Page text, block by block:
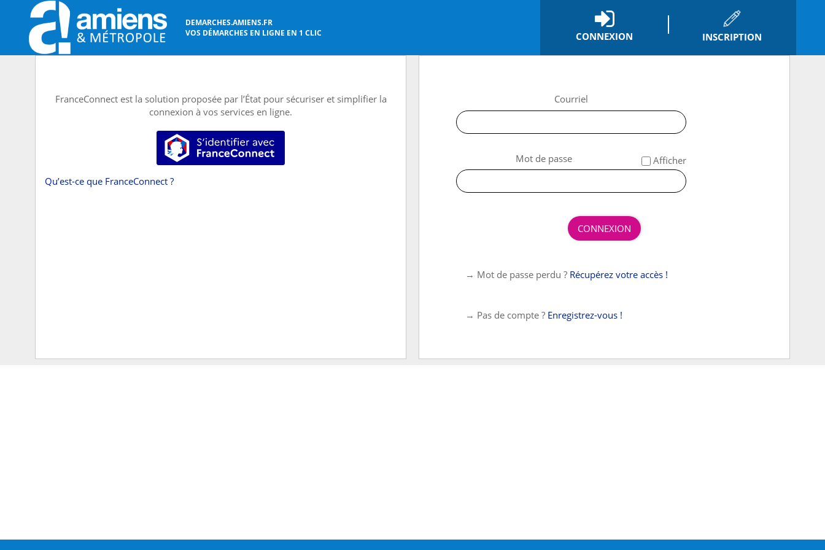
DEMARCHES.AMIENS.FR
VOS DÉMARCHES EN LIGNE EN 1 CLIC
CONNEXION INSCRIPTION
FranceConnect est la solution proposée par l’État pour sécuriser et simplifier la
connexion à vos services en ligne.
S’identifier avec FranceConnect
Qu’est-ce que FranceConnect ?
Courriel
*
Mot de passe Afficher
CONNEXION
→ Mot de passe perdu ? Récupérez votre accès !
→ Pas de compte ? Enregistrez-vous !